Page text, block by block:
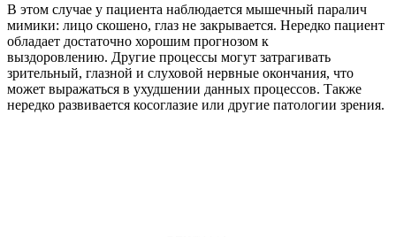
В этом случае у пациента наблюдается мышечный паралич
мимики: лицо скошено, глаз не закрывается. Нередко пациент
обладает достаточно хорошим прогнозом к
выздоровлению. Другие процессы могут затрагивать
зрительный, глазной и слуховой нервные окончания, что
может выражаться в ухудшении данных процессов. Также
нередко развивается косоглазие или другие патологии зрения.